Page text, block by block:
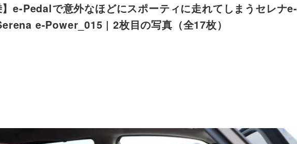
】e-Pedalで意外なほどにスポーティに走れてしまうセレナe-
e-Power_015 | 2枚目の写真（全17枚）